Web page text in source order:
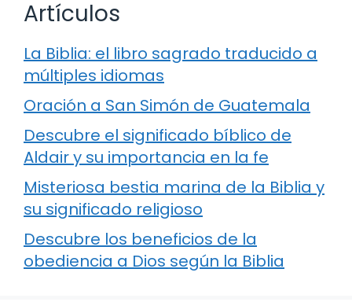
Artículos
La Biblia: el libro sagrado traducido a
múltiples idiomas
Oración a San Simón de Guatemala
Descubre el significado bíblico de
Aldair y su importancia en la fe
Misteriosa bestia marina de la Biblia y
su significado religioso
Descubre los beneficios de la
obediencia a Dios según la Biblia